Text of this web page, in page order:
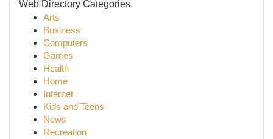
Web Directory Categories
Arts
Business
Computers
Games
Health
Home
Internet
Kids and Teens
News
Recreation